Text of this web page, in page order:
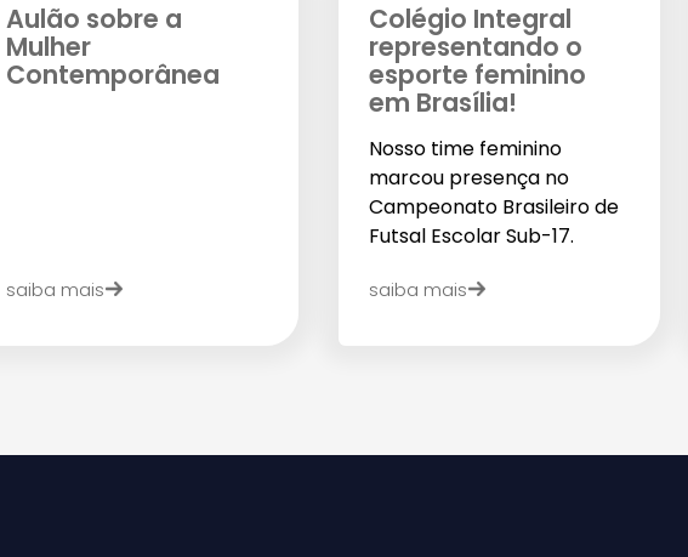
Aulão sobre a
Mulher
Contemporânea
saiba mais
Colégio Integral
representando o
esporte feminino
em Brasília!
Nosso time feminino
marcou presença no
Campeonato Brasileiro de
Futsal Escolar Sub-17.
saiba mais
Agende uma visita